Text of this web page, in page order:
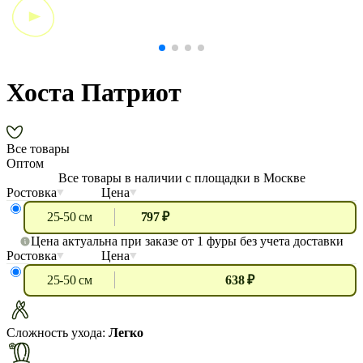
Хоста Патриот
Все товары
Оптом
Все товары в наличии с площадки в Москве
Ростовка
Цена
25-50 см
797 ₽
Цена актуальна при заказе от 1 фуры без учета доставки
Ростовка
Цена
25-50 см
638 ₽
Сложность ухода: Легко